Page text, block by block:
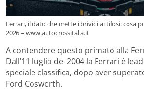
Ferrari, il dato che mette i brividi ai tifosi: cosa
2026 – www.autocrossitalia.it
A contendere questo primato alla
Dall’11 luglio del 2004 la Ferrari è
speciale classifica, dopo aver
Ford Cosworth.